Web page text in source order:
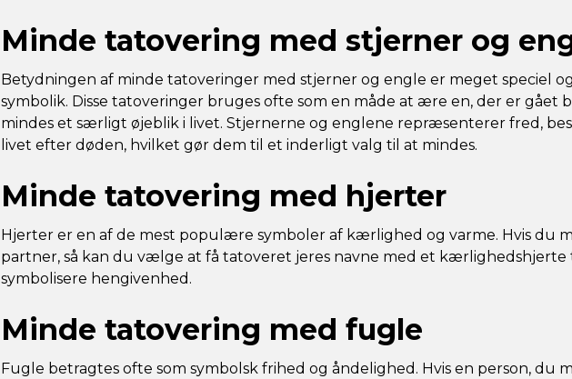
Minde tatovering med stjerner og
Betydningen af minde tatoveringer med stjerner og engle er meget speciel
symbolik. Disse tatoveringer bruges ofte som en måde at ære en, der er gået
mindes et særligt øjeblik i livet. Stjernerne og englene repræsenterer fred,
livet efter døden, hvilket gør dem til et inderligt valg til at mindes.
Minde tatovering med hjerter
Hjerter er en af de mest populære symboler af kærlighed og varme. Hvis du
partner, så kan du vælge at få tatoveret jeres navne med et kærlighedshjerte
symbolisere hengivenhed.
Minde tatovering med fugle
Fugle betragtes ofte som symbolsk frihed og åndelighed. Hvis en person, du